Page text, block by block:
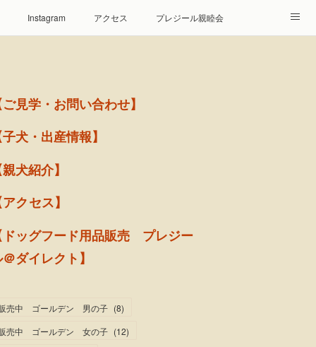
Instagram アクセス プレジール親睦会
見学・お問い合わせ】
犬・出産情報】
犬紹介】
クセス】
ドッグフード用品販売 プレジー
ダイレクト】
売中 ゴールデン 男の子 (8)
売中 ゴールデン 女の子 (12)